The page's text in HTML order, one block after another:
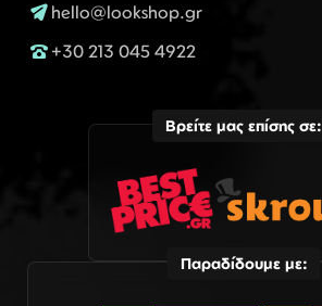
hello@lookshop.gr
+30 213 045 4922
Βρείτε μας επίσης σε:
Παραδίδουμε με: